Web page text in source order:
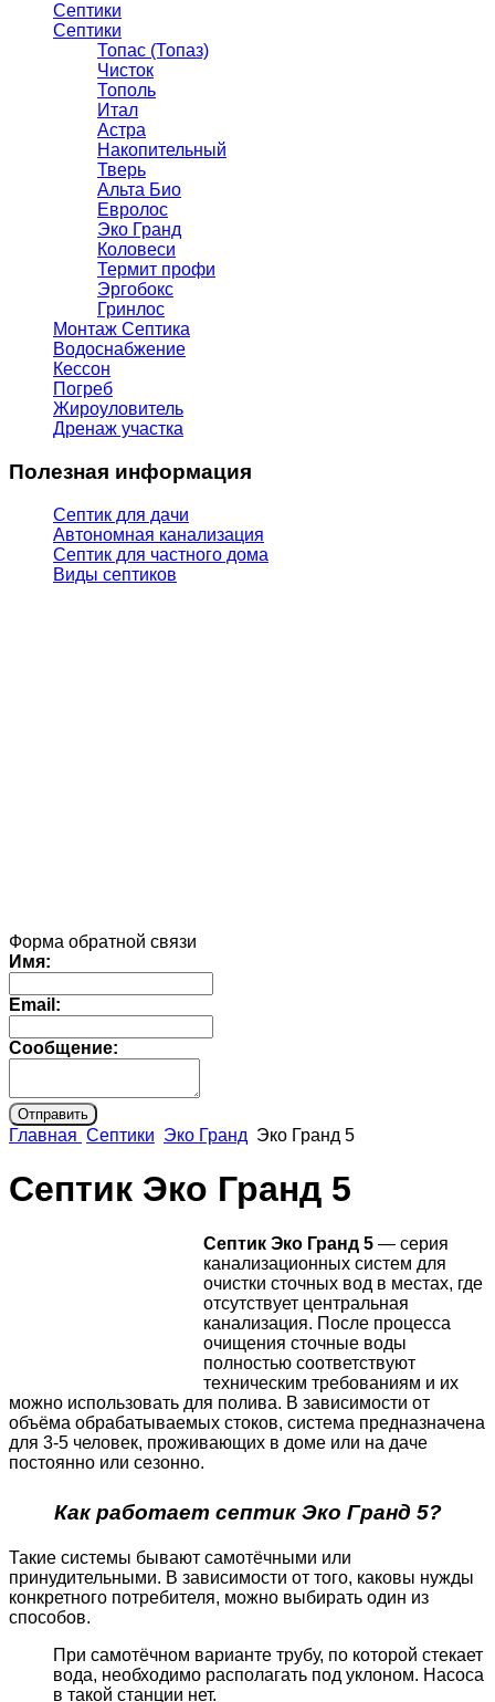
Септики
Септики
Топас (Топаз)
Чисток
Тополь
Итал
Астра
Накопительный
Тверь
Альта Био
Евролос
Эко Гранд
Коловеси
Термит профи
Эргобокс
Гринлос
Монтаж Септика
Водоснабжение
Кессон
Погреб
Жироуловитель
Дренаж участка
Полезная информация
Септик для дачи
Автономная канализация
Септик для частного дома
Виды септиков
Форма обратной связи
Имя:
Email:
Сообщение:
Главная Септики Эко Гранд Эко Гранд 5
Септик Эко Гранд 5
Септик Эко Гранд 5 — серия
канализационных систем для
очистки сточных вод в местах, где
отсутствует центральная
канализация. После процесса
очищения сточные воды
полностью соответствуют
техническим требованиям и их
можно использовать для полива. В зависимости от
объёма обрабатываемых стоков, система предназначена
для 3-5 человек, проживающих в доме или на даче
постоянно или сезонно.
Как работает септик Эко Гранд 5?
Такие системы бывают самотёчными или
принудительными. В зависимости от того, каковы нужды
конкретного потребителя, можно выбирать один из
способов.
При самотёчном варианте трубу, по которой стекает
вода, необходимо располагать под уклоном. Насоса
в такой станции нет.